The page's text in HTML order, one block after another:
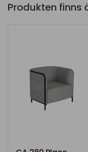
Produkten finns